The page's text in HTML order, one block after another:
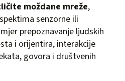
moždane mreže,
senzorne ili
prepoznavanje ljudskih
i orijentira, interakcije
govora i društvenih